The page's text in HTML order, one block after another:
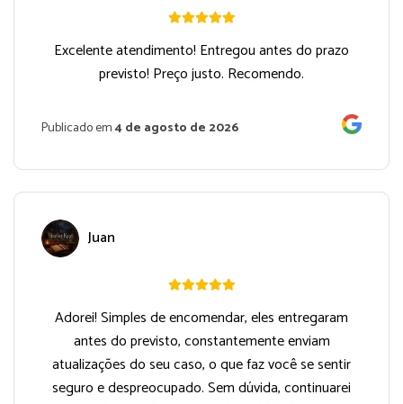
Excelente atendimento! Entregou antes do prazo
previsto! Preço justo. Recomendo.
Publicado em4 de agosto de 2026
Juan
Adorei! Simples de encomendar, eles entregaram
antes do previsto, constantemente enviam
atualizações do seu caso, o que faz você se sentir
seguro e despreocupado. Sem dúvida, continuarei